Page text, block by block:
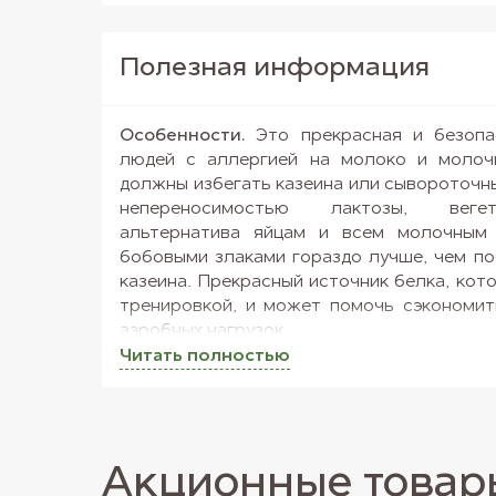
Полезная информация
Читать полностью
Особенности.Это прекрасная и
людей с аллергией на молоко и
должны избегать казеина или
непереносимостью лактозы,
альтернатива яйцам и всем молочным
бобовыми злаками гораздо лучше, чем
казеина. Прекрасный источник белка,
тренировкой, и может помочь
аэробных нагрузок.
Польза.В таком протеине
печени и улучшают состояние кожи,
Акционные